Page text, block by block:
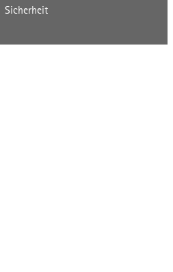
Sicherheit